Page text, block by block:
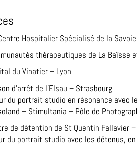
Hospitalier Spécialisé de la
thérapeutiques de La Baïsse
du Vinatier – Lyon
d’arrêt de l’Elsau – Strasbourg
du portrait studio en résonance avec
– Stimultania – Pôle de
de détention de St Quentin Fallavier
du portrait studio avec les détenus,